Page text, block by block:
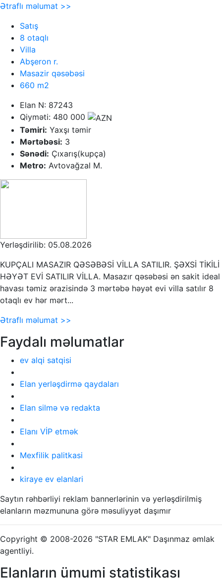
Ətraflı məlumat >>
Satış
8 otaqlı
Villa
Abşeron r.
Masazir qəsəbəsi
660 m2
Elan N: 87243
Qiyməti: 480 000
Təmiri: Yaxşı təmir
Mərtəbəsi: 3
Sənədi: Çıxarış(kupça)
Metro: Avtovağzal M.
Yerləşdirilib: 05.08.2026
KUPÇALI MASAZIR QƏSƏBƏSİ VİLLA SATILIR. ŞƏXSİ TİKİLİ
HƏYƏT EVİ SATILIR VİLLA. Masazır qəsəbəsi ən sakit ideal
havası təmiz ərazisində 3 mərtəbə həyət evi villa satılır 8
otaqlı ev hər mərt...
Ətraflı məlumat >>
Faydalı məlumatlar
ev alqi satqisi
Elan yerləşdirmə qaydaları
Elan silmə və redakta
Elanı VİP etmək
Mexfilik palitkasi
kiraye ev elanlari
Saytın rəhbərliyi reklam bannerlərinin və yerləşdirilmiş
elanların məzmununa görə məsuliyyət daşımır
Copyright © 2008-2026 "STAR EMLAK" Daşınmaz əmlak
agentliyi.
Elanların ümumi statistikası